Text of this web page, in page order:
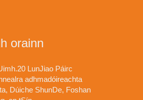
orainn
LunJiao Páirc
adhmadóireachta
Dúiche ShunDe, Foshan